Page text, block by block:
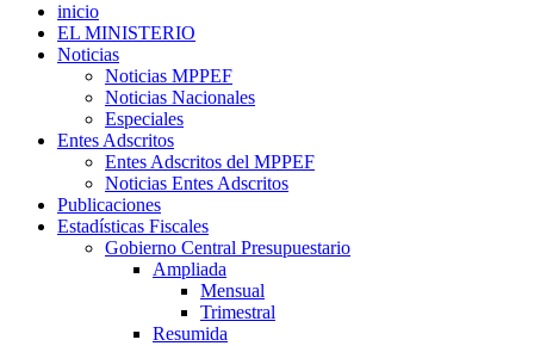
inicio
EL MINISTERIO
Noticias
Noticias MPPEF
Noticias Nacionales
Especiales
Entes Adscritos
Entes Adscritos del MPPEF
Noticias Entes Adscritos
Publicaciones
Estadísticas Fiscales
Gobierno Central Presupuestario
Ampliada
Mensual
Trimestral
Resumida